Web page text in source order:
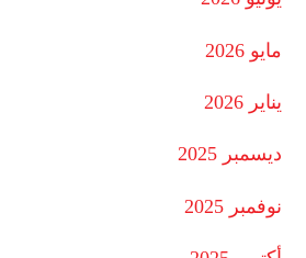
مايو 2026
يناير 2026
ديسمبر 2025
نوفمبر 2025